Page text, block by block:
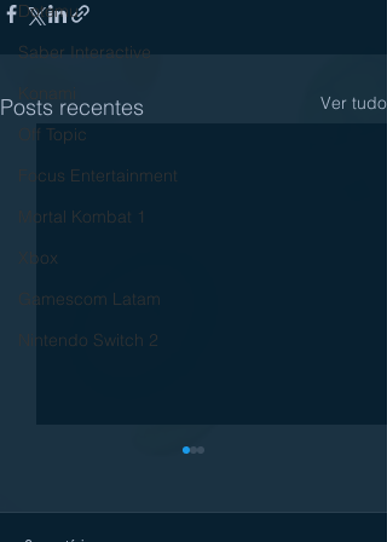
Dotemu
Saber Interactive
Konami
Off Topic
Focus Entertainment
Mortal Kombat 1
Xbox
Gamescom Latam
Nintendo Switch 2
Posts recentes Ver tudo